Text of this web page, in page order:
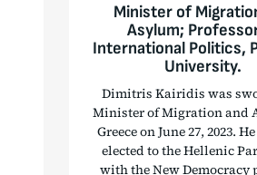
Minister of
Asylum;
International Politics,
University.
Dimitris Kairidis was
Minister of Migration and
Greece on June 27, 2023.
elected to the Hellenic
with the New Democracy